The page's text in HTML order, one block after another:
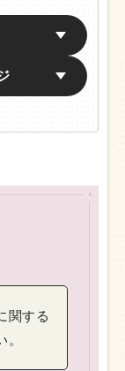
関する